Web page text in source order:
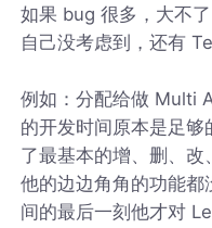
如果 bug 很多，大不
自己没考虑到，还有
例如：分配给做 Multi
的开发时间原本是足
了最基本的增、删、
他的边边角角的功能
间的最后一刻他才对